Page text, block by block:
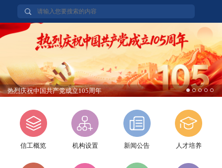
热烈庆祝中国共产党成立105周年
信工概览 机构设置 新闻公告 人才培养